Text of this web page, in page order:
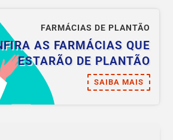
FARMÁCIAS DE PLANTÃO
AS FARMÁCIAS QUE
ESTARÃO DE PLANTÃO
SAIBA MAIS